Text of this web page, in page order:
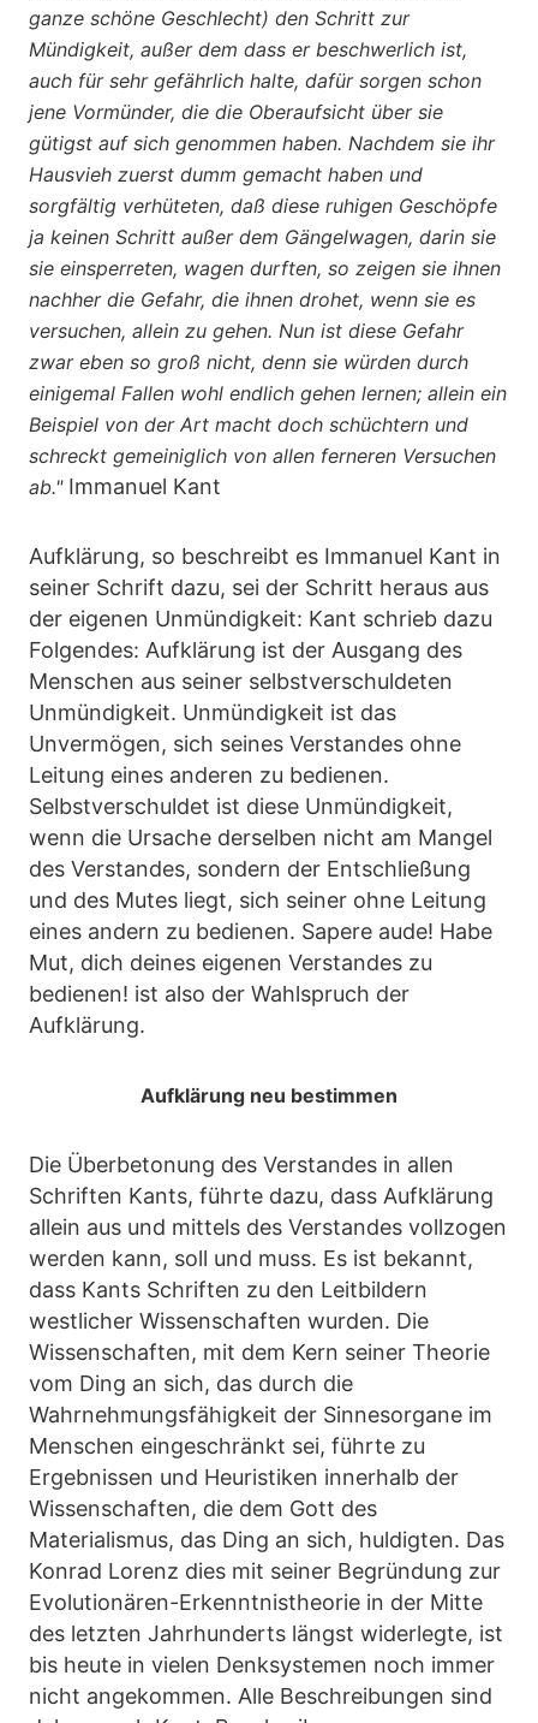
ganze schöne Geschlecht) den Schritt zur
Mündigkeit, außer dem dass er beschwerlich ist,
auch für sehr gefährlich halte, dafür sorgen schon
jene Vormünder, die die Oberaufsicht über sie
gütigst auf sich genommen haben. Nachdem sie ihr
Hausvieh zuerst dumm gemacht haben und
sorgfältig verhüteten, daß diese ruhigen Geschöpfe
ja keinen Schritt außer dem Gängelwagen, darin sie
sie einsperreten, wagen durften, so zeigen sie ihnen
nachher die Gefahr, die ihnen drohet, wenn sie es
versuchen, allein zu gehen. Nun ist diese Gefahr
zwar eben so groß nicht, denn sie würden durch
einigemal Fallen wohl endlich gehen lernen; allein ein
Beispiel von der Art macht doch schüchtern und
schreckt gemeiniglich von allen ferneren Versuchen
ab."Immanuel Kant
Aufklärung, so beschreibt es Immanuel Kant in
seiner Schrift dazu, sei der Schritt heraus aus
der eigenen Unmündigkeit: Kant schrieb dazu
Folgendes: Aufklärung ist der Ausgang des
Menschen aus seiner selbstverschuldeten
Unmündigkeit. Unmündigkeit ist das
Unvermögen, sich seines Verstandes ohne
Leitung eines anderen zu bedienen.
Selbstverschuldet ist diese Unmündigkeit,
wenn die Ursache derselben nicht am Mangel
des Verstandes, sondern der Entschließung
und des Mutes liegt, sich seiner ohne Leitung
eines andern zu bedienen. Sapere aude! Habe
Mut, dich deines eigenen Verstandes zu
bedienen! ist also der Wahlspruch der
Aufklärung.
Aufklärung neu bestimmen
Die Überbetonung des Verstandes in allen
Schriften Kants, führte dazu, dass Aufklärung
allein aus und mittels des Verstandes vollzogen
werden kann, soll und muss. Es ist bekannt,
dass Kants Schriften zu den Leitbildern
westlicher Wissenschaften wurden. Die
Wissenschaften, mit dem Kern seiner Theorie
vom Ding an sich, das durch die
Wahrnehmungsfähigkeit der Sinnesorgane im
Menschen eingeschränkt sei, führte zu
Ergebnissen und Heuristiken innerhalb der
Wissenschaften, die dem Gott des
Materialismus, das Ding an sich, huldigten. Das
Konrad Lorenz dies mit seiner Begründung zur
Evolutionären-Erkenntnistheorie in der Mitte
des letzten Jahrhunderts längst widerlegte, ist
bis heute in vielen Denksystemen noch immer
nicht angekommen. Alle Beschreibungen sind